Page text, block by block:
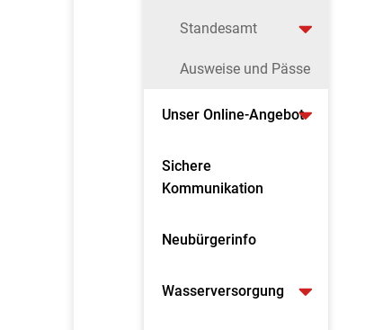
Standesamt
Ausweise und Pässe
Unser Online-Angebot
Sichere
Kommunikation
Neubürgerinfo
Wasserversorgung